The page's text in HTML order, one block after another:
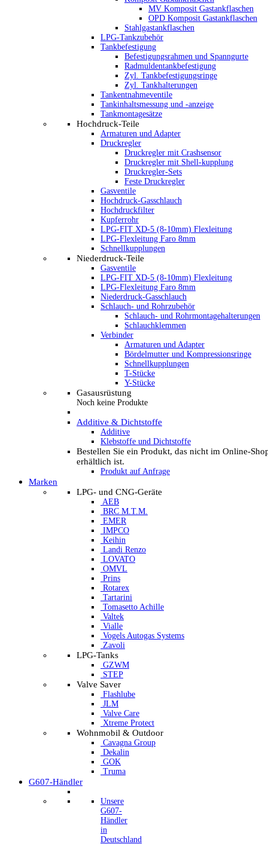
MV Komposit Gastankflaschen
OPD Komposit Gastankflaschen
Stahlgastankflaschen
LPG-Tankzubehör
Tankbefestigung
Befestigungsrahmen und Spanngurte
Radmuldentankbefestigung
Zyl. Tankbefestigungsringe
Zyl. Tankhalterungen
Tankentnahmeventile
Tankinhaltsmessung und -anzeige
Tankmontagesätze
Hochdruck-Teile
Armaturen und Adapter
Druckregler
Druckregler mit Crashsensor
Druckregler mit Shell-kupplung
Druckregler-Sets
Feste Druckregler
Gasventile
Hochdruck-Gasschlauch
Hochdruckfilter
Kupferrohr
LPG-FIT XD-5 (8-10mm) Flexleitung
LPG-Flexleitung Faro 8mm
Schnellkupplungen
Niederdruck-Teile
Gasventile
LPG-FIT XD-5 (8-10mm) Flexleitung
LPG-Flexleitung Faro 8mm
Niederdruck-Gasschlauch
Schlauch- und Rohrzubehör
Schlauch- und Rohrmontagehalterungen
Schlauchklemmen
Verbinder
Armaturen und Adapter
Bördelmutter und Kompressionsringe
Schnellkupplungen
T-Stücke
Y-Stücke
Gasausrüstung
Noch keine Produkte
Additive & Dichtstoffe
Additive
Klebstoffe und Dichtstoffe
Bestellen Sie ein Produkt, das nicht im Online-
erhältlich ist.
Produkt auf Anfrage
Marken
LPG- und CNG-Geräte
AEB
BRC M.T.M.
EMER
IMPCO
Keihin
Landi Renzo
LOVATO
OMVL
Prins
Rotarex
Tartarini
Tomasetto Achille
Valtek
Vialle
Vogels Autogas Systems
Zavoli
LPG-Tanks
GZWM
STEP
Valve Saver
Flashlube
JLM
Valve Care
Xtreme Protect
Wohnmobil & Outdoor
Cavagna Group
Dekalin
GOK
Truma
G607-Händler
Unsere
G607-
Händler
in
Deutschland